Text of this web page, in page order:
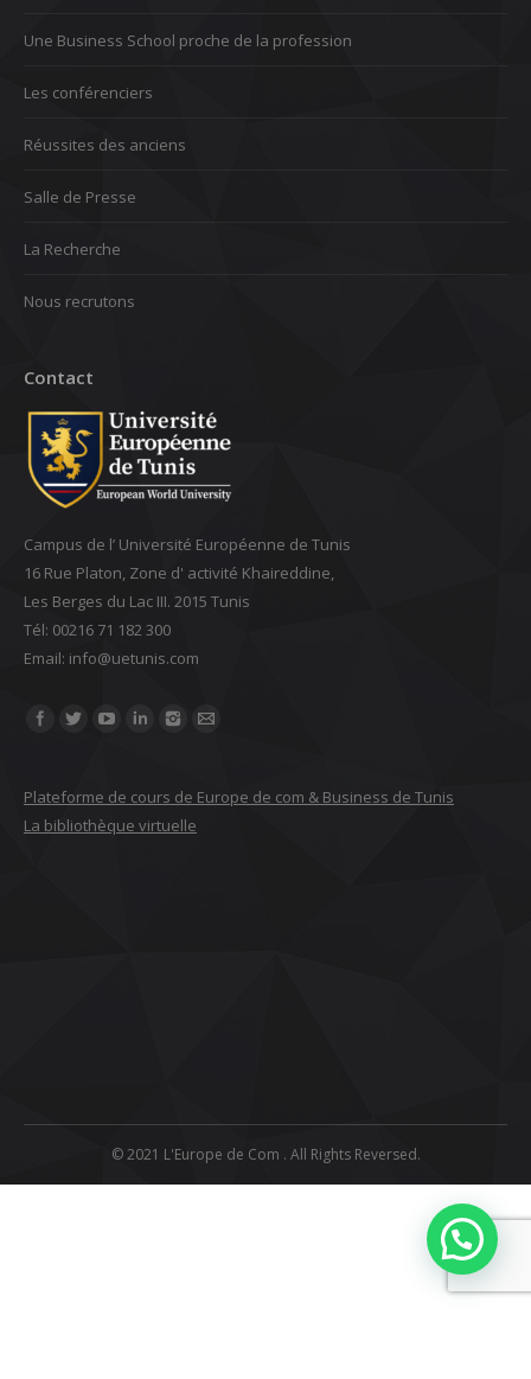
Une Business School proche de la profession
Les conférenciers
Réussites des anciens
Salle de Presse
La Recherche
Nous recrutons
Contact
Campus de l’ Université Européenne de Tunis
16 Rue Platon, Zone d' activité Khaireddine,
Les Berges du Lac III. 2015 Tunis
Tél: 00216 71 182 300
Email: ‎info@uetunis.com
Find us on:
Plateforme de cours de Europe de com & Business de Tunis
La bibliothèque virtuelle
© 2021 L'Europe de Com . All Rights Reversed.